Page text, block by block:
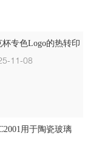
专色Logo的热转印
11-08
用于陶瓷玻璃